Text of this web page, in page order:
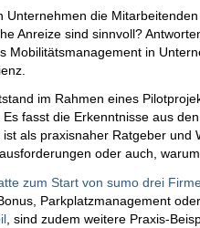
Unternehmen die
Anreize sind sinnvoll?
Mobilitätsmanagement in
im Rahmen eines
fasst die Erkenntnisse aus
als praxisnaher Ratgeber und
oder auch,
zum Start von sumo drei
Parkplatzmanagement
, sind zudem weitere Praxis-